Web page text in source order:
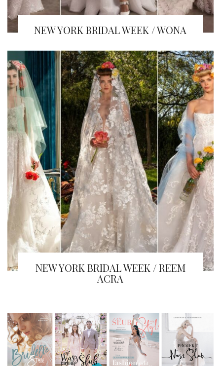
NEW YORK BRIDAL WEEK / WONA
NEW YORK BRIDAL WEEK / REEM
ACRA